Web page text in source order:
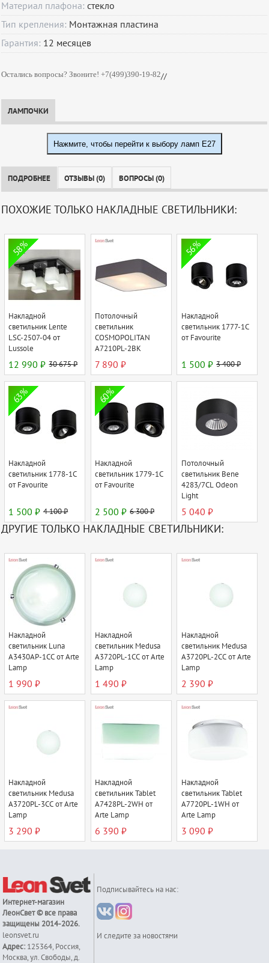
Материал плафона:стекло
Тип крепления: Монтажная пластина
Гарантия: 12 месяцев
Остались вопросы? Звоните! +7(499)390-19-82//
ЛАМПОЧКИ
Нажмите, чтобы перейти к выбору ламп E27
ПОДРОБНЕЕ ОТЗЫВЫ (0) ВОПРОСЫ (0)
ПОХОЖИЕ ТОЛЬКО НАКЛАДНЫЕ СВЕТИЛЬНИКИ:
58%
Накладной
светильник Lente
LSC-2507-04 от
Lussole
12 990 ₽ 30 675 ₽
Потолочный
светильник
COSMOPOLITAN
A7210PL-2BK
7 890 ₽
56%
Накладной
светильник 1777-1C
от Favourite
1 500 ₽ 3 400 ₽
63%
Накладной
светильник 1778-1C
от Favourite
1 500 ₽ 4 100 ₽
60%
Накладной
светильник 1779-1C
от Favourite
2 500 ₽ 6 300 ₽
Потолочный
светильник Bene
4283/7CL Odeon
Light
5 040 ₽
ДРУГИЕ ТОЛЬКО НАКЛАДНЫЕ СВЕТИЛЬНИКИ:
Накладной
светильник Luna
A3430AP-1CC от Arte
Lamp
1 990 ₽
Накладной
светильник Medusa
A3720PL-1CC от Arte
Lamp
1 490 ₽
Накладной
светильник Medusa
A3720PL-2CC от Arte
Lamp
2 390 ₽
Накладной
светильник Medusa
A3720PL-3CC от Arte
Lamp
3 290 ₽
Накладной
светильник Tablet
A7428PL-2WH от
Arte Lamp
6 390 ₽
Накладной
светильник Tablet
A7720PL-1WH от
Arte Lamp
3 090 ₽
Интернет-магазин
ЛеонСвет© все права
защищены 2014-2026.
leonsvet.ru
Адрес: 125364,Россия,
Москва,ул. Свободы, д.
Подписывайтесь на нас:
И следите за новостями